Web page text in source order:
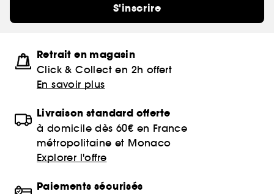
S'inscrire
Retrait en magasin
Click & Collect en 2h offert
En savoir plus
Livraison standard offerte
à domicile dès 60€ en France
métropolitaine et Monaco
Explorer l'offre
Paiements sécurisés